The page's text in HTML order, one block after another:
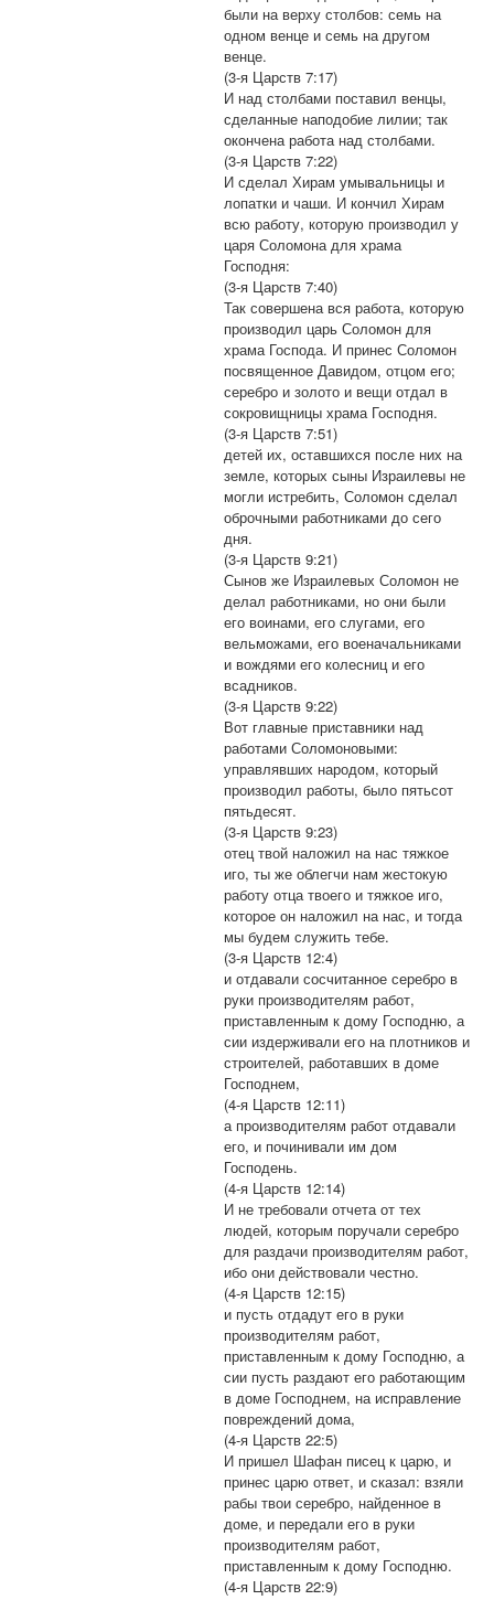
были на верху столбов: семь на
одном венце и семь на другом
венце.
(3-я Царств 7:17)
И над столбами поставил венцы,
сделанные наподобие лилии; так
окончена работа над столбами.
(3-я Царств 7:22)
И сделал Хирам умывальницы и
лопатки и чаши. И кончил Хирам
всю работу, которую производил у
царя Соломона для храма
Господня:
(3-я Царств 7:40)
Так совершена вся работа, которую
производил царь Соломон для
храма Господа. И принес Соломон
посвященное Давидом, отцом его;
серебро и золото и вещи отдал в
сокровищницы храма Господня.
(3-я Царств 7:51)
детей их, оставшихся после них на
земле, которых сыны Израилевы не
могли истребить, Соломон сделал
оброчными работниками до сего
дня.
(3-я Царств 9:21)
Сынов же Израилевых Соломон не
делал работниками, но они были
его воинами, его слугами, его
вельможами, его военачальниками
и вождями его колесниц и его
всадников.
(3-я Царств 9:22)
Вот главные приставники над
работами Соломоновыми:
управлявших народом, который
производил работы, было пятьсот
пятьдесят.
(3-я Царств 9:23)
отец твой наложил на нас тяжкое
иго, ты же облегчи нам жестокую
работу отца твоего и тяжкое иго,
которое он наложил на нас, и тогда
мы будем служить тебе.
(3-я Царств 12:4)
и отдавали сосчитанное серебро в
руки производителям работ,
приставленным к дому Господню, а
сии издерживали его на плотников и
строителей, работавших в доме
Господнем,
(4-я Царств 12:11)
а производителям работ отдавали
его, и починивали им дом
Господень.
(4-я Царств 12:14)
И не требовали отчета от тех
людей, которым поручали серебро
для раздачи производителям работ,
ибо они действовали честно.
(4-я Царств 12:15)
и пусть отдадут его в руки
производителям работ,
приставленным к дому Господню, а
сии пусть раздают его работающим
в доме Господнем, на исправление
повреждений дома,
(4-я Царств 22:5)
И пришел Шафан писец к царю, и
принес царю ответ, и сказал: взяли
рабы твои серебро, найденное в
доме, и передали его в руки
производителям работ,
приставленным к дому Господню.
(4-я Царств 22:9)